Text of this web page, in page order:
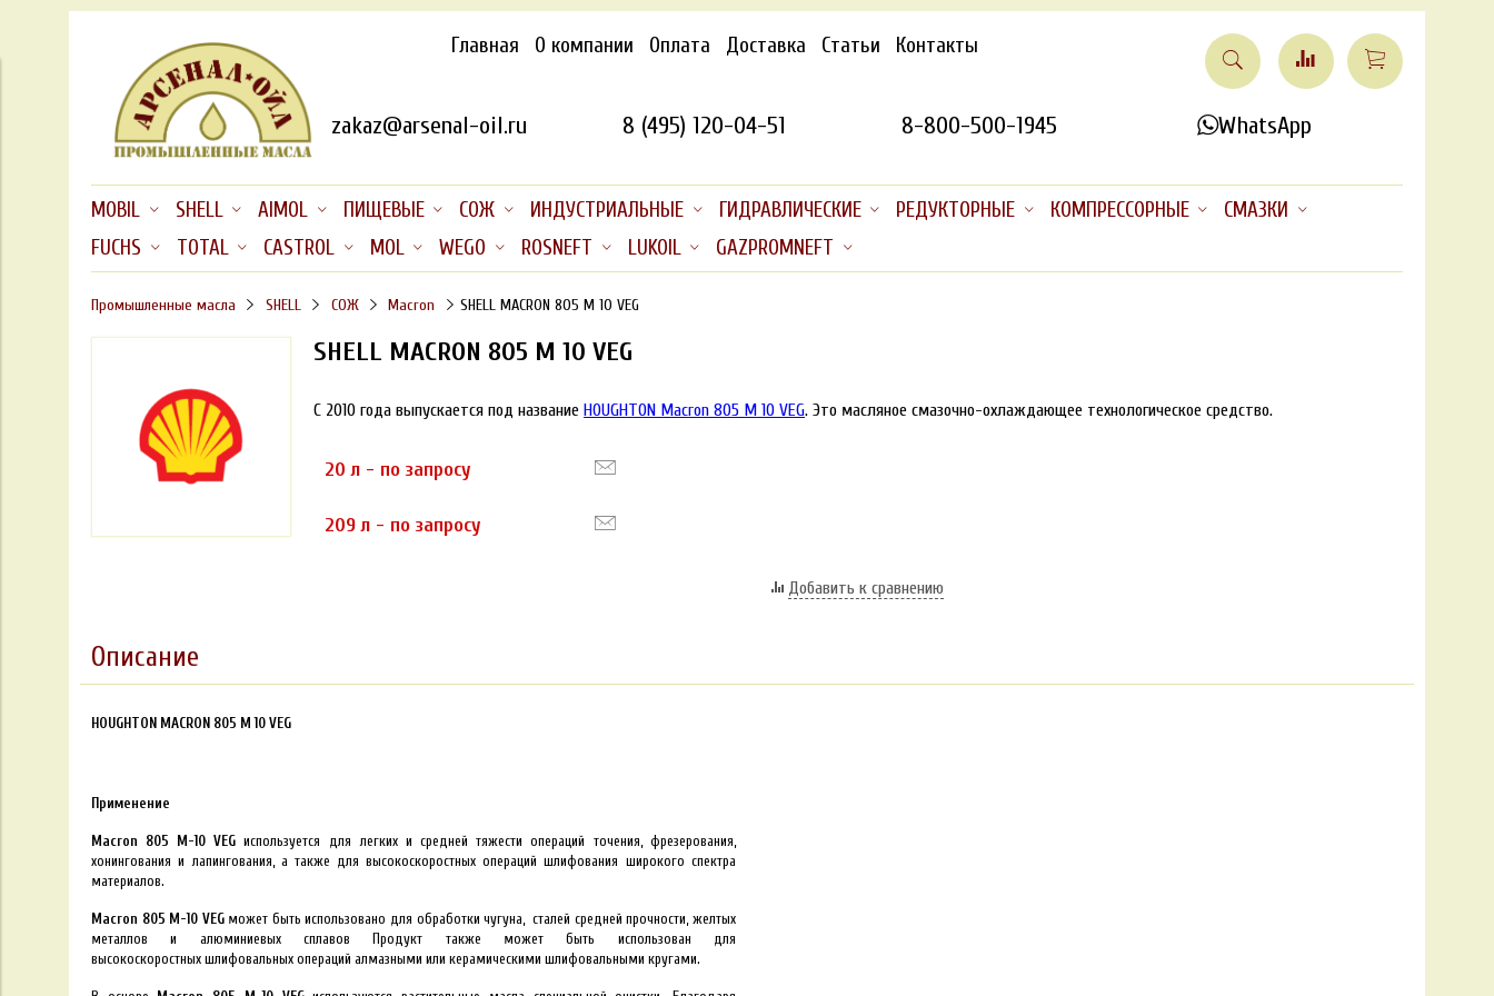
Главная О компании Оплата Доставка Статьи Контакты
zakaz@arsenal-oil.ru 8 (495) 120-04-51 8-800-500-1945 WhatsApp
MOBIL SHELL AIMOL ПИЩЕВЫЕ СОЖ ИНДУСТРИАЛЬНЫЕ ГИДРАВЛИЧЕСКИЕ РЕДУКТОРНЫЕ КОМПРЕССОРНЫЕ
СМАЗКИ
FUCHS
TOTAL CASTROL MOL WEGO ROSNEFT LUKOIL GAZPROMNEFT
Промышленные масла SHELL СОЖ Macron SHELL MACRON 805 M 10 VEG
SHELL MACRON 805 M 10 VEG
С 2010 года выпускается под название HOUGHTON Macron 805 M 10 VEG. Это масляное смазочно-охлаждающее технологическое средство.
20 л - по запросу
209 л - по запросу
Добавить к сравнению
Описание
HOUGHTON MACRON 805 M 10 VEG
Применение
Macron 805 M-10 VEG используется для легких и средней тяжести операций точения, фрезерования,
хонингования и лапингования, а также для высокоскоростных операций шлифования широкого спектра
материалов.
Macron 805 M-10 VEGможет быть использовано для обработки чугуна, сталей среднейпрочности, желтых
металлов и алюминиевых сплавов Продукт также можетбыть использован для
высокоскоростных шлифовальных операций алмазными или керамическими шлифовальными кругами.